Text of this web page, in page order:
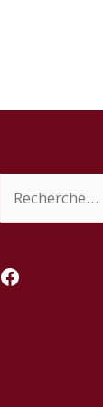
Facebook